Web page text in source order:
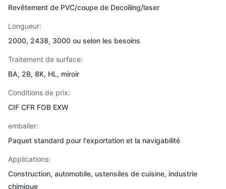
Revêtement de PVC/coupe de Decoiling/laser
Longueur:
2000, 2438, 3000 ou selon les besoins
Traitement de surface:
BA, 2B, 8K, HL, miroir
Conditions de prix:
CIF CFR FOB EXW
emballer:
Paquet standard pour l'exportation et la navigabilité
Applications:
Construction, automobile, ustensiles de cuisine, industrie
chimique